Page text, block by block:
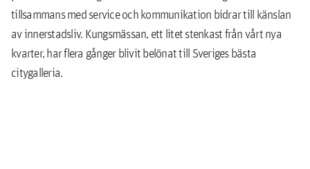
tillsammans med service och kommunikation bidrar till känslan
av innerstadsliv. Kungsmässan, ett litet stenkast från vårt nya
kvarter, har flera gånger blivit belönat till Sveriges bästa
citygalleria.